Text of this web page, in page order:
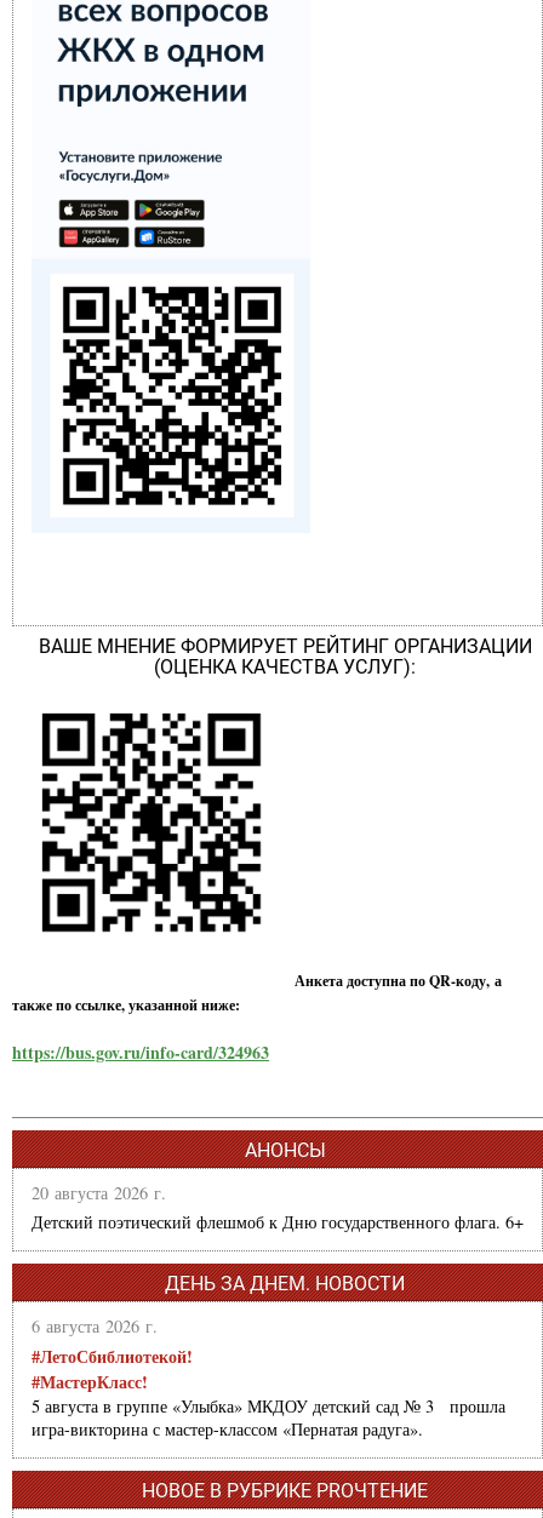
ВАШЕ МНЕНИЕ ФОРМИРУЕТ РЕЙТИНГ ОРГАНИЗАЦИИ
(ОЦЕНКА КАЧЕСТВА УСЛУГ):
Анкета доступна по QR-коду, а
также по ссылке, указанной ниже:
https://bus.gov.ru/info-card/324963
АНОНСЫ
20 августа 2026 г.
Детский поэтический флешмоб к Дню государственного флага. 6+
ДЕНЬ ЗА ДНЕМ. НОВОСТИ
6 августа 2026 г.
#ЛетоСбиблиотекой!
#МастерКласс!
5 августа в группе «Улыбка» МКДОУ детский сад № 3 прошла
игра-викторина с мастер-классом «Пернатая радуга».
НОВОЕ В РУБРИКЕ PROЧТЕНИЕ